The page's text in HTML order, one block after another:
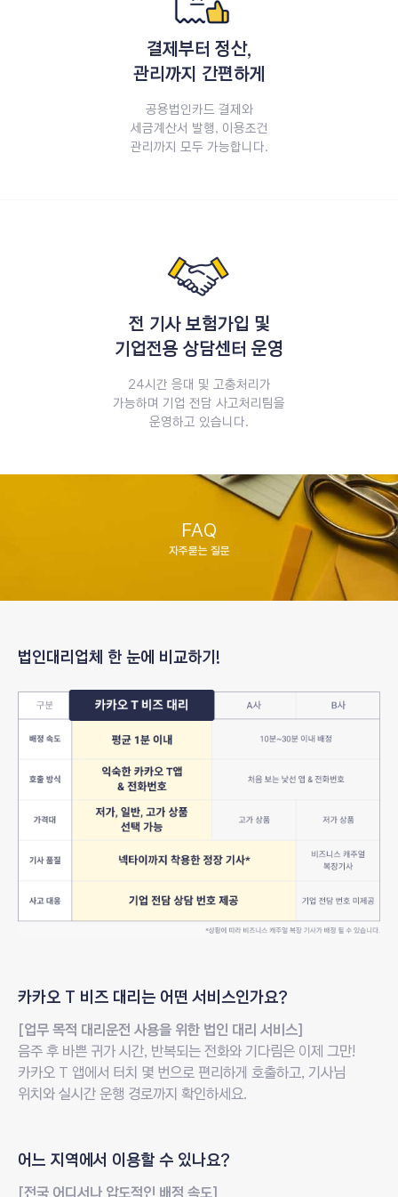
결제부터 정산,
관리까지 간편하게
공용법인카드 결제와
세금계산서 발행, 이용조건
관리까지 모두 가능합니다.
전 기사 보험가입 및
기업전용 상담센터 운영
24시간 응대 및 고충처리가
가능하며 기업 전담 사고처리팀을
운영하고 있습니다.
자주묻는 질문
법인대리업체 한 눈에 비교하기!
질문
카카오 T 비즈 대리는 어떤 서비스인가요?
답변
[업무 목적 대리운전 사용을 위한 법인 대리 서비스]
음주 후 바쁜 귀가 시간, 반복되는 전화와 기다림은 이제 그만!
카카오 T 앱에서 터치 몇 번으로 편리하게 호출하고, 기사님
위치와 실시간 운행 경로까지 확인하세요.
질문
어느 지역에서 이용할 수 있나요?
답변
[전국 어디서나 압도적인 배정 속도]